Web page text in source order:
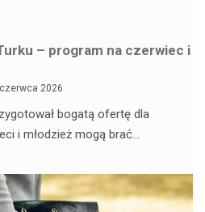
– program na czerwiec i
2026
bogatą ofertę dla
i młodzież mogą brać…